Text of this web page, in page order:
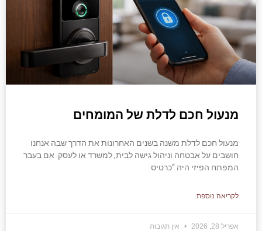
מנעול חכם לדלת של המומחים
מנעול חכם לדלת משנה בשנים האחרונות את הדרך שבה אנחנו
חושבים על אבטחה וניהול גישה לבית, למשרד או לעסק. אם בעבר
המפתח הפיזי היה “כרטיס
לקריאה נוספת
אפריל 28, 2026 אין תגובות